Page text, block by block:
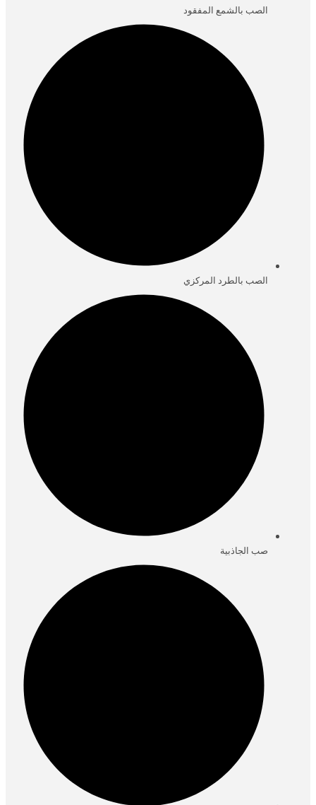
الصب بالشمع المفقود
الصب بالطرد المركزي
صب الجاذبية